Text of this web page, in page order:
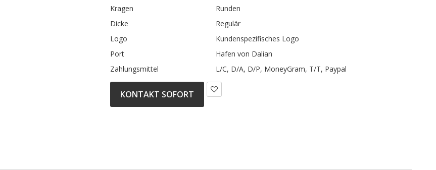
Kragen
Runden
Dicke
Regulär
Logo
Kundenspezifisches Logo
Port
Hafen von Dalian
Zahlungsmittel
L/C, D/A, D/P, MoneyGram, T/T, Paypal
KONTAKT SOFORT